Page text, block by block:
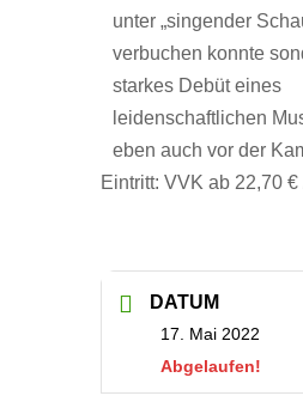
unter „singender
verbuchen konnte
starkes Debüt eines
leidenschaftlichen
eben auch vor der
Eintritt: VVK ab 22,70 €
DATUM
17. Mai 2022
Abgelaufen!